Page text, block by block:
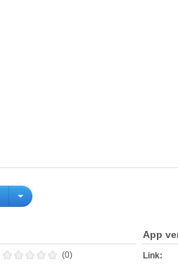
(0)
App
Link: